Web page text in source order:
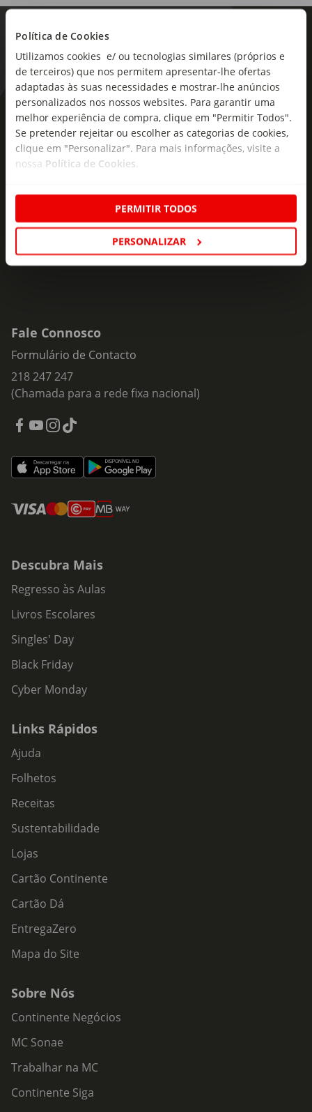
Política de Cookies
Utilizamos cookies e/ ou tecnologias similares (próprios e
de terceiros) que nos permitem apresentar-lhe ofertas
adaptadas às suas necessidades e mostrar-lhe anúncios
personalizados nos nossos websites. Para garantir uma
melhor experiência de compra, clique em "Permitir Todos".
Se pretender rejeitar ou escolher as categorias de cookies,
clique em "Personalizar". Para mais informações, visite a
nossa Política de Cookies.
PERMITIR TODOS
PERSONALIZAR
As novidades mais frescas no
seu e-mail!
Subscreva e descubra campanhas exclusivas,
mail
Subscrever
Fale Connosco
Formulário de Contacto
218 247 247
(Chamada para a rede fixa nacional)
Descubra Mais
Regresso às Aulas
Livros Escolares
Singles' Day
Black Friday
Cyber Monday
Links Rápidos
Ajuda
Folhetos
Receitas
Sustentabilidade
Lojas
Cartão Continente
Cartão Dá
EntregaZero
Mapa do Site
Sobre Nós
Continente Negócios
MC Sonae
Trabalhar na MC
Continente Siga